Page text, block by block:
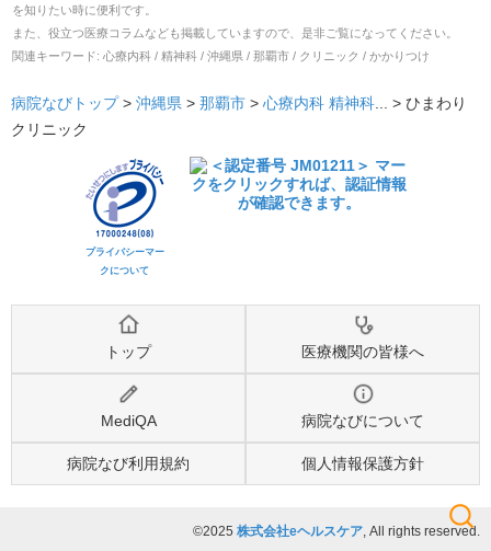
検索
を知りたい時に便利です。
また、役立つ医療コラムなども掲載していますので、是非ご覧になってください。
関連キーワード: 心療内科 / 精神科 / 沖縄県 / 那覇市 / クリニック / かかりつけ
病院なびトップ> 沖縄県 > 那覇市 > 心療内科 精神科 ... > ひまわり
クリニック
プライバシーマー
クについて
トップ 医療機関の皆様へ
MediQA 病院なびについて
病院なび利用規約 個人情報保護方針
©2025 株式会社eヘルスケア , All rights reserved.